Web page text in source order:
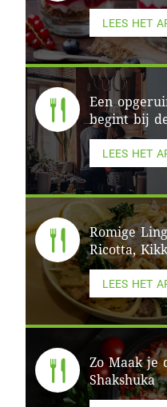
LEES HET
Een
begint bij
LEES HET
Romige
Ricotta,
LEES HET
Zo Maak je
Shakshuka